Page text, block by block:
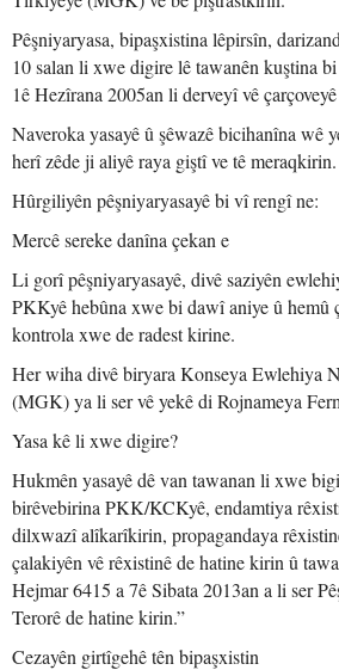
Pêşniyaryasa, bipaşxistina lêpirsîn,
10 salan li xwe digire lê tawanên kuştina
1ê Hezîrana 2005an li derveyî vê
Naveroka yasayê û şêwazê bicihanîna wê
herî zêde ji aliyê raya giştî ve tê meraqkirin.
Hûrgiliyên pêşniyaryasayê bi vî rengî ne:
Mercê sereke danîna çekan e
Li gorî pêşniyaryasayê, divê saziyên
PKKyê hebûna xwe bi dawî aniye û hemû
kontrola xwe de radest kirine.
Her wiha divê biryara Konseya Ewlehiya
(MGK) ya li ser vê yekê di Rojnameya
Yasa kê li xwe digire?
Hukmên yasayê dê van tawanan li xwe
birêvebirina PKK/KCKyê, endamtiya
dilxwazî alîkarîkirin, propagandaya
çalakiyên vê rêxistinê de hatine kirin û
Hejmar 6415 a 7ê Sibata 2013an a li ser
Terorê de hatine kirin.”
Cezayên girtîgehê tên bipaşxistin